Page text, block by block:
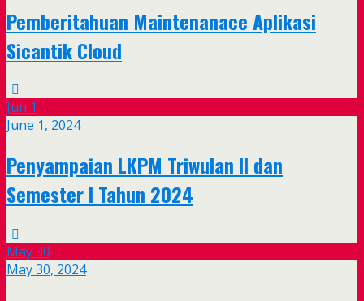
Pemberitahuan Maintenanace Aplikasi
Sicantik Cloud
Jun 1
June 1, 2024
Penyampaian LKPM Triwulan II dan
Semester I Tahun 2024
May30
May 30, 2024